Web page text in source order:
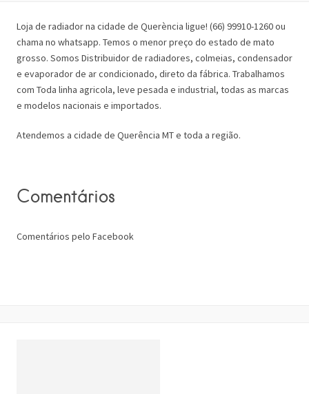
Loja de radiador na cidade de Querència ligue! (66) 99910-1260 ou
chama no whatsapp. Temos o menor preço do estado de mato
grosso. Somos Distribuidor de radiadores, colmeias, condensador
e evaporador de ar condicionado, direto da fábrica. Trabalhamos
com Toda linha agricola, leve pesada e industrial, todas as marcas
e modelos nacionais e importados.
Atendemos a cidade de Querência MT e toda a região.
Comentários
Comentários pelo Facebook